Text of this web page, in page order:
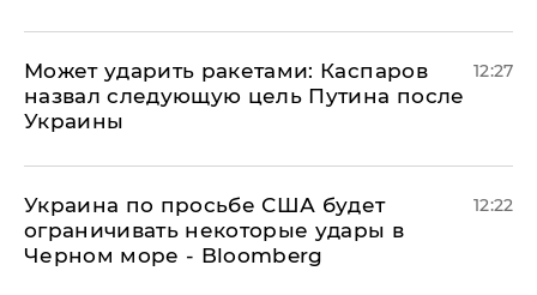
Может ударить ракетами: Каспаров
назвал следующую цель Путина после
Украины
12:27
Украина по просьбе США будет
ограничивать некоторые удары в
Черном море - Bloomberg
12:22